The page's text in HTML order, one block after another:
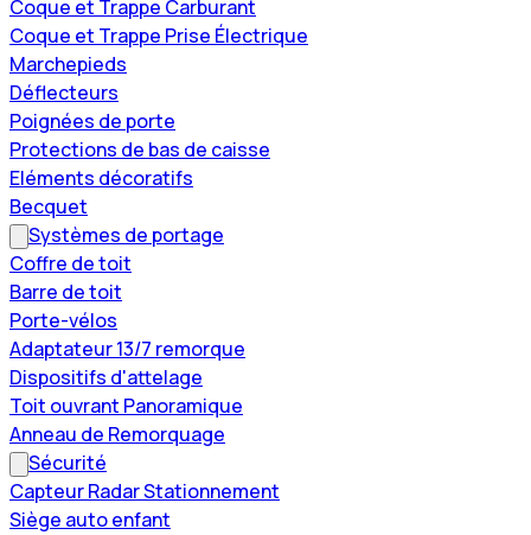
Coque et Trappe Carburant
Coque et Trappe Prise Électrique
Marchepieds
Déflecteurs
Poignées de porte
Protections de bas de caisse
Eléments décoratifs
Becquet
Systèmes de portage
Coffre de toit
Barre de toit
Porte-vélos
Adaptateur 13/7 remorque
Dispositifs d'attelage
Toit ouvrant Panoramique
Anneau de Remorquage
Sécurité
Capteur Radar Stationnement
Siège auto enfant